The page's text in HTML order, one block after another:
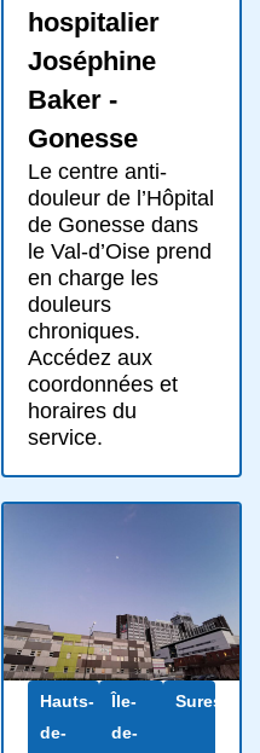
hospitalier
Joséphine
Baker -
Gonesse
Le centre anti-
douleur de l’Hôpital
de Gonesse dans
le Val-d’Oise prend
en charge les
douleurs
chroniques.
Accédez aux
coordonnées et
horaires du
service.
Hauts-
de-
Île-
de-
Suresnes